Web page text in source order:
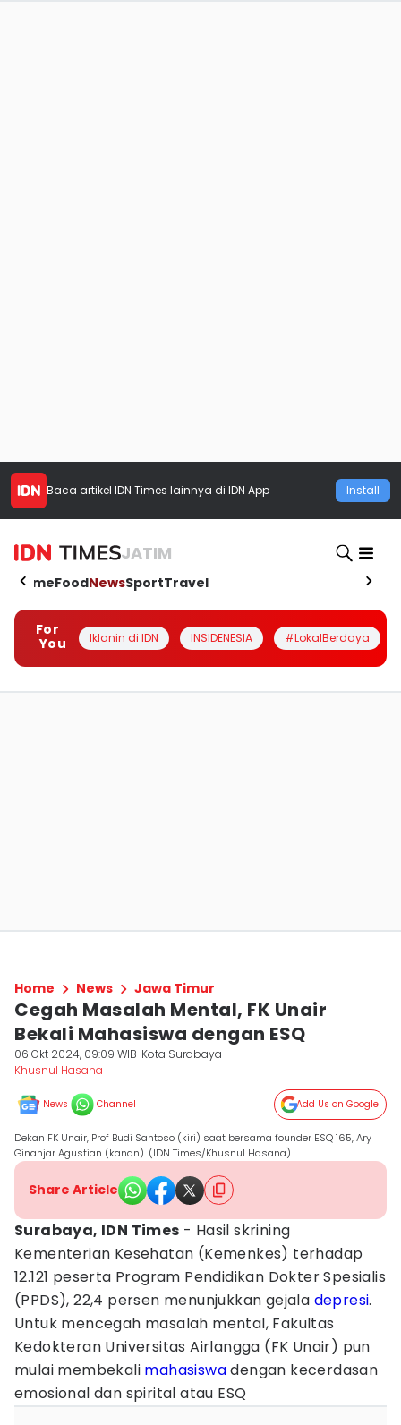
Baca artikel IDN Times lainnya di IDN App Install
JATIM
HomeFoodNewsSportTravel
For
You
Iklanin di IDN INSIDENESIA #LokalBerdaya
Home News Jawa Timur
Cegah Masalah Mental, FK Unair
Bekali Mahasiswa dengan ESQ
06 Okt 2024, 09:09 WIB Kota Surabaya
Khusnul Hasana
News Channel Add Us on Google
Dekan FK Unair, Prof Budi Santoso (kiri) saat bersama founder ESQ 165, Ary
Ginanjar Agustian (kanan). (IDN Times/Khusnul Hasana)
Share Article
Surabaya, IDN Times - Hasil skrining
Kementerian Kesehatan (Kemenkes) terhadap
12.121 peserta Program Pendidikan Dokter Spesialis
(PPDS), 22,4 persen menunjukkan gejala depresi.
Untuk mencegah masalah mental, Fakultas
Kedokteran Universitas Airlangga (FK Unair) pun
mulai membekali mahasiswadengan kecerdasan
emosional dan spirital atau ESQ